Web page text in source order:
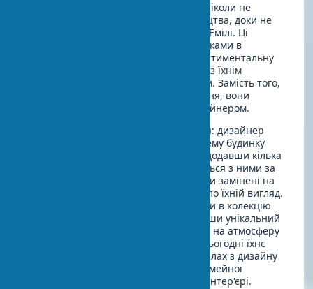
Подружжя Алекс і Емілі з Каліфорнії ніколи не
вважали себе колекціонерами мистецтва, доки не
успадкували кілька картин від бабусі Емілі. Ці
роботи, виконані місцевими художниками в
середині минулого століття, мали сентиментальну
цінність, але здавалися несумісними з їхнім
сучасним мінімалістичним інтер'єром. Замість того,
щоб відправити картини на зберігання, вони
вирішили проконсультуватися з дизайнером.
Результат перевершив усі очікування: дизайнер
запропонував побудувати колірну схему будинку
навколо приглушених тонів картин, додавши кілька
сучасних арт-об'єктів, що перегукуються з ними за
настроєм. Дерев'яні рами картин були замінені на
тонкі металеві, що миттєво осучаснило їхній вигляд.
Поступово подружжя почало додавати в колекцію
роботи молодих художників, створивши унікальний
еклектичний стиль. Вплив мистецтва на атмосферу
будинку був настільки значним, що сьогодні їхнє
житло регулярно з'являється в журналах з дизайну
як приклад органічного поєднання сімейної
спадщини та сучасного мистецтва в інтер'єрі.